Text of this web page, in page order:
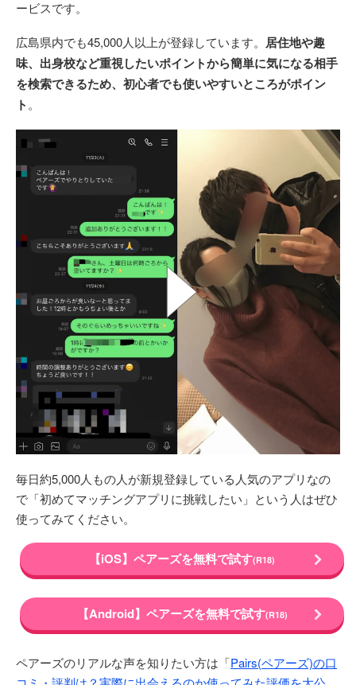
ービスです。
広島県内でも45,000人以上が登録しています。 居住地や趣
味、出身校など重視したいポイントから簡単に気になる相手
を検索できるため、初心者でも使いやすいところがポイン
ト 。
毎日約5,000人もの人が新規登録している人気のアプリなの
で「初めてマッチングアプリに挑戦したい」という人はぜひ
使ってみてください。
【iOS】ペアーズを無料で試す(R18)
【Android】ペアーズを無料で試す(R18)
ペアーズのリアルな声を知りたい方は「Pairs(ペアーズ)の口